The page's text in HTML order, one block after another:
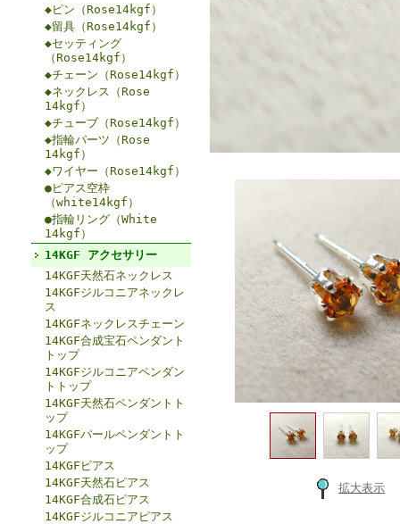
◆ピン（Rose14kgf）
◆留具（Rose14kgf）
◆セッティング
（Rose14kgf）
◆チェーン（Rose14kgf）
◆ネックレス（Rose
14kgf）
◆チューブ（Rose14kgf）
◆指輪パーツ（Rose
14kgf）
◆ワイヤー（Rose14kgf）
●ピアス空枠
（white14kgf）
●指輪リング（White
14kgf）
14KGF アクセサリー
14KGF天然石ネックレス
14KGFジルコニアネックレ
ス
14KGFネックレスチェーン
14KGF合成宝石ペンダント
トップ
14KGFジルコニアペンダン
トトップ
14KGF天然石ペンダントト
ップ
14KGFパールペンダントト
ップ
14KGFピアス
14KGF天然石ピアス
14KGF合成石ピアス
14KGFジルコニアピアス
拡大表示